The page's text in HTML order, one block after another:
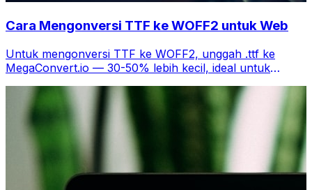
Cara Mengonversi TTF ke WOFF2 untuk Web
Untuk mengonversi TTF ke WOFF2, unggah .ttf ke
MegaConvert.io — 30-50% lebih kecil, ideal untuk